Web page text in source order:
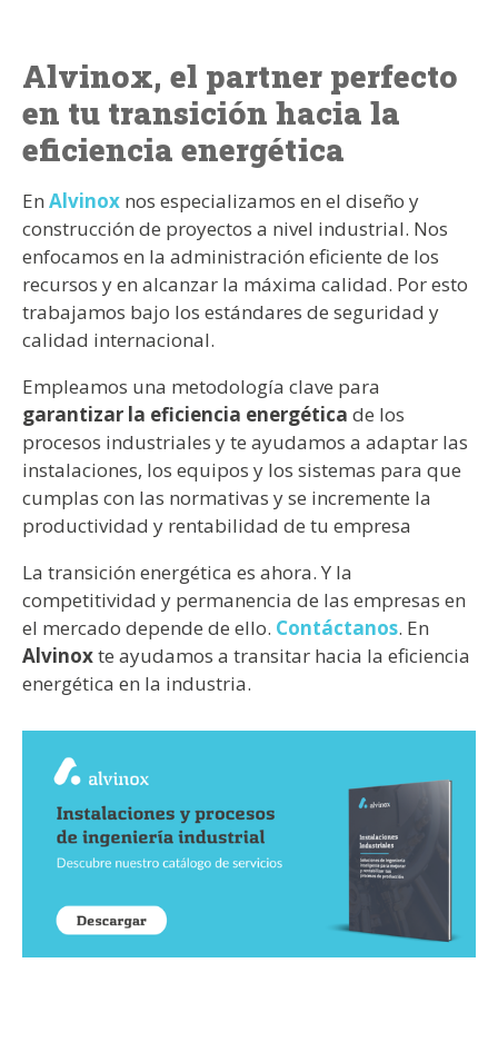
Alvinox, el partner perfecto
en tu transición hacia la
eficiencia energética
En Alvinox nos especializamos en el diseño y
construcción de proyectos a nivel industrial. Nos
enfocamos en la administración eficiente de los
recursos y en alcanzar la máxima calidad. Por esto
trabajamos bajo los estándares de seguridad y
calidad internacional.
Empleamos una metodología clave para
garantizar la eficiencia energética de los
procesos industriales y te ayudamos a adaptar las
instalaciones, los equipos y los sistemas para que
cumplas con las normativas y se incremente la
productividad y rentabilidad de tu empresa
La transición energética es ahora. Y la
competitividad y permanencia de las empresas en
el mercado depende de ello. Contáctanos. En
Alvinoxte ayudamos a transitar hacia la eficiencia
energética en la industria.